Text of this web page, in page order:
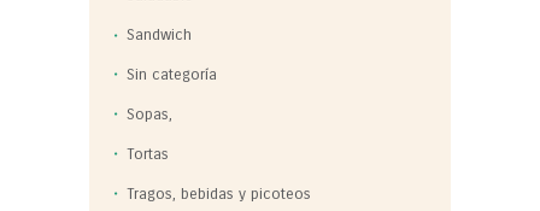
Sandwich
Sin categoría
Sopas,
Tortas
Tragos, bebidas y picoteos